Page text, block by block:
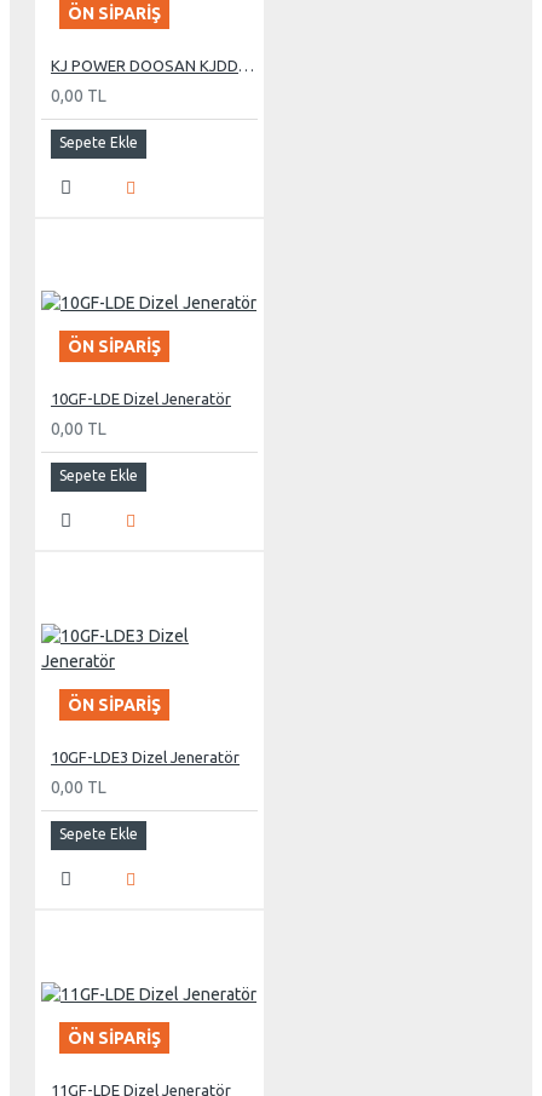
ÖN SIPARIŞ
KJ POWER DOOSAN KJDD 275 KVA OTOMATİK KABİNLİ DİZEL JENERATÖR
0,00 TL
Sepete Ekle
ÖN SIPARIŞ
10GF-LDE Dizel Jeneratör
0,00 TL
Sepete Ekle
ÖN SIPARIŞ
10GF-LDE3 Dizel Jeneratör
0,00 TL
Sepete Ekle
ÖN SIPARIŞ
11GF-LDE Dizel Jeneratör